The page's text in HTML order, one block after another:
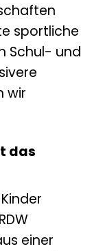
sportliche
Schul- und
wir
das
einer